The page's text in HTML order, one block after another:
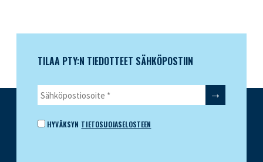
TILAA PTY:N TIEDOTTEET SÄHKÖPOSTIIN
HYVÄKSYN TIETOSUOJASELOSTEEN